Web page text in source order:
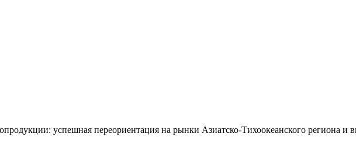
успешная переориентация на рынки Азиатско-Тихоокеанского региона и